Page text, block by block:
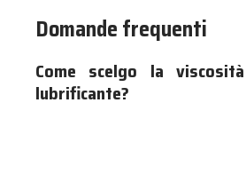
Domande frequenti
Come scelgo la
lubrificante?